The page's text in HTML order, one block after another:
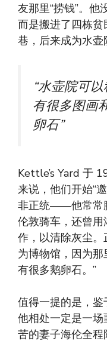
友那里“捞钱”。他
而是搬进了四栋
巷，后来成为水壶
“水壶院可
有很多图画
卵石”
Kettle’s Yard 于
来说，他们开始“
非正统——他常常
伦敦骑车，还曾用
作，以清除灰尘。
为博物馆，因为
有很多鹅卵石。”
值得一提的是，
他相处一定是一
苦的妻子海伦全程